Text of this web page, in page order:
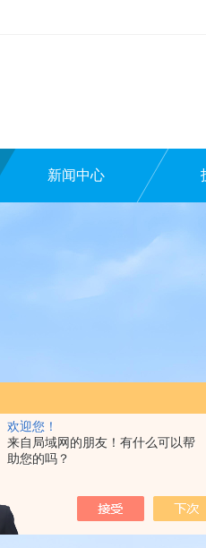
欢迎您！
来自局域网的朋友！有什么可以帮
助您的吗？
新闻中心